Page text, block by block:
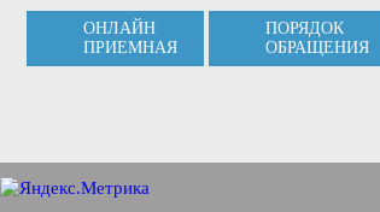
ОНЛАЙН
ПРИЕМНАЯ
ПОРЯДОК
ОБРАЩЕНИЯ